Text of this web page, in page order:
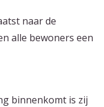
naar de
alle bewoners een
binnenkomt is zij